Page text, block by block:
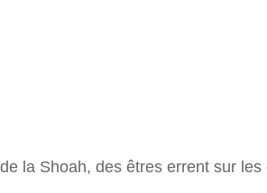
la Shoah, des êtres errent sur les